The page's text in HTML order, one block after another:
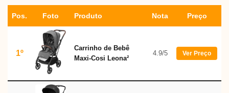
Pos. Foto Produto Nota Preço
1º
Carrinho de Bebê
Maxi-Cosi Leona²
4.9/5 Ver Preço